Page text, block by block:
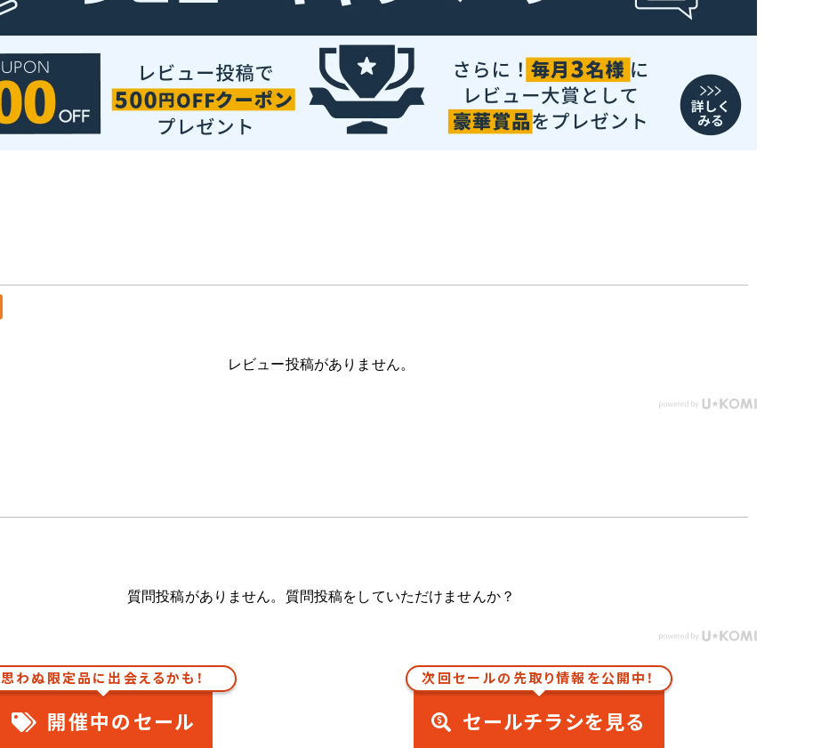
レビュー投稿がありません。
質問投稿がありません。質問投稿をしていただけませんか？
思わぬ限定品に出会えるかも！
開催中のセール
次回セールの先取り情報を公開中！
セールチラシを見る